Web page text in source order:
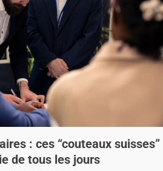
: ces “couteaux suisses”
de tous les jours